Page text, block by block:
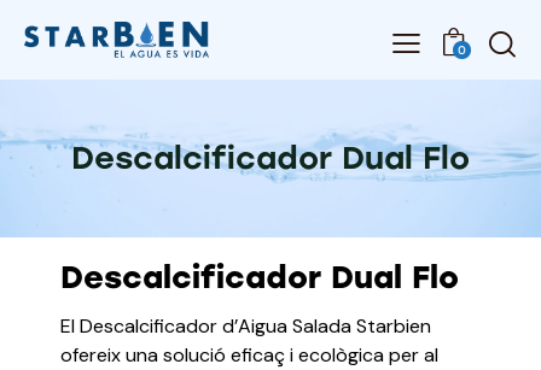
0
Descalcificador Dual Flo
Descalcificador Dual Flo
El Descalcificador d’Aigua Salada Starbien
ofereix una solució eficaç i ecològica per al